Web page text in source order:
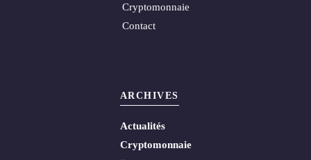
Cryptomonnaie
Contact
ARCHIVES
Actualités
Cryptomonnaie